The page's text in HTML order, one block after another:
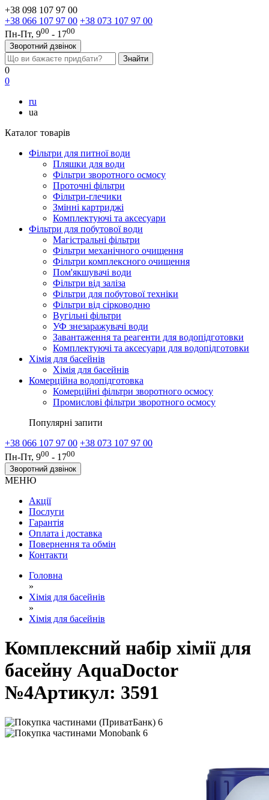
+38 098 107 97 00
+38 066 107 97 00 +38 073 107 97 00
Пн-Пт, 900 - 1700
Зворотний дзвінок
0
0
ru
ua
Каталог товарів
Фільтри для питної води
Пляшки для води
Фільтри зворотного осмосу
Проточні фільтри
Фільтри-глечики
Змінні картриджі
Комплектуючі та аксесуари
Фільтри для побутової води
Магістральні фільтри
Фільтри механічного очищення
Фільтри комплексного очищення
Пом'якшувачі води
Фільтри від заліза
Фільтри для побутової техніки
Фільтри від сірководню
Вугільні фільтри
УФ знезаражувачі води
Завантаження та реагенти для водопідготовки
Комплектуючі та аксесуари для водопідготовки
Хімія для басейнів
Хімія для басейнів
Комерційна водопідготовка
Комерційні фільтри зворотного осмосу
Промислові фільтри зворотного осмосу
Популярні запити
+38 066 107 97 00 +38 073 107 97 00
Пн-Пт, 900 - 1700
Зворотний дзвінок
МЕНЮ
Акції
Послуги
Гарантія
Оплата і доставка
Повернення та обмін
Контакти
Головна
»
Хімія для басейнів
»
Хімія для басейнів
Комплексний набір хімії для
басейну AquaDoctor
№4Артикул: 3591
6
6